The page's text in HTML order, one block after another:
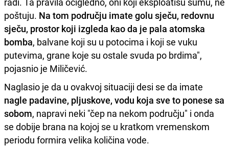
poštuju. Na tom području imate golu sječu, redovnu
sječu, prostor koji izgleda kao da je pala atomska
bomba, balvane koji su u potocima i koji se vuku
putevima, grane koje su ostale svuda po brdima",
pojasnio je Miličević.
Naglasio je da u ovakvoj situaciji desi se da imate
nagle padavine, pljuskove, vodu koja sve to ponese sa
sobom, napravi neki "čep na nekom području" i onda
se dobije brana na kojoj se u kratkom vremenskom
periodu formira velika količina vode.